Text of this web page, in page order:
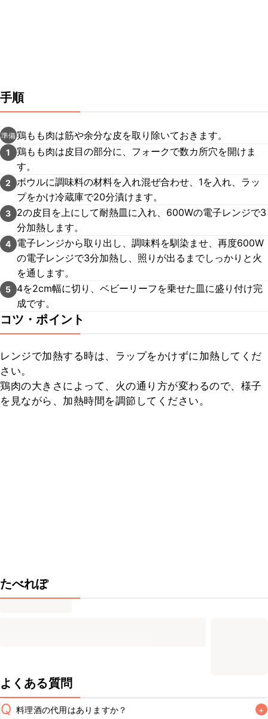
手順
準備鶏もも肉は筋や余分な皮を取り除いておきます。
1
鶏もも肉は皮目の部分に、フォークで数カ所穴を開けま
す。
2
ボウルに調味料の材料を入れ混ぜ合わせ、1を入れ、ラッ
プをかけ冷蔵庫で20分漬けます。
3
2の皮目を上にして耐熱皿に入れ、600Wの電子レンジで3
分加熱します。
4
電子レンジから取り出し、調味料を馴染ませ、再度600W
の電子レンジで3分加熱し、照りが出るまでしっかりと火
を通します。
5
4を2cm幅に切り、ベビーリーフを乗せた皿に盛り付け完
成です。
コツ・ポイント
レンジで加熱する時は、ラップをかけずに加熱してくだ
さい。
鶏肉の大きさによって、火の通り方が変わるので、様子
を見ながら、加熱時間を調節してください。
たべれぽ
よくある質問
Q 料理酒の代用はありますか？ +